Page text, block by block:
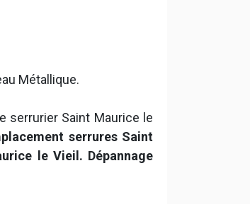
Métallique.
serrurier Saint Maurice le
serrures Saint
le Vieil. Dépannage